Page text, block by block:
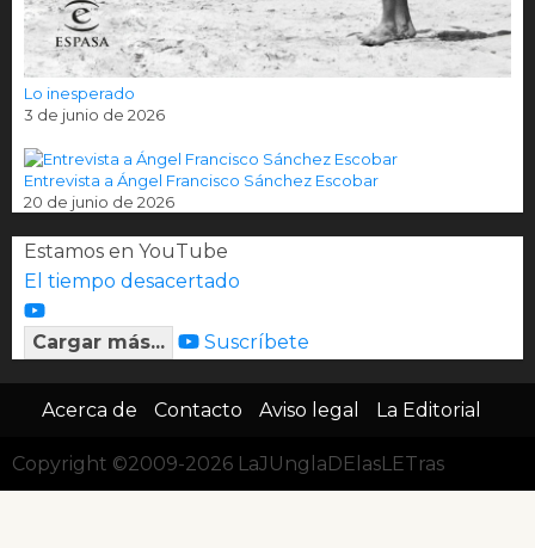
Lo inesperado
3 de junio de 2026
Entrevista a Ángel Francisco Sánchez Escobar
20 de junio de 2026
Estamos en YouTube
El tiempo desacertado
Cargar más... Suscríbete
Acerca de Contacto Aviso legal La Editorial
Copyright ©2009-2026 LaJUnglaDElasLETras